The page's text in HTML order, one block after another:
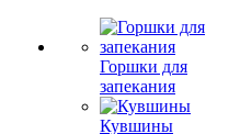
Горшки для
запекания
Кувшины